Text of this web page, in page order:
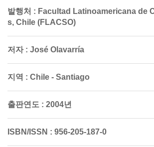
발행처 : Facultad Latinoamericana de
s, Chile (FLACSO)
저자 : José Olavarría
지역 : Chile - Santiago
출판연도 : 2004년
ISBN/ISSN : 956-205-187-0